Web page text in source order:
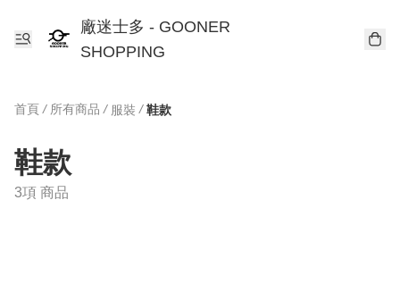
廠迷士多 - GOONER
SHOPPING
首頁 / 所有商品 / 服裝 / 鞋款
鞋款
3項 商品